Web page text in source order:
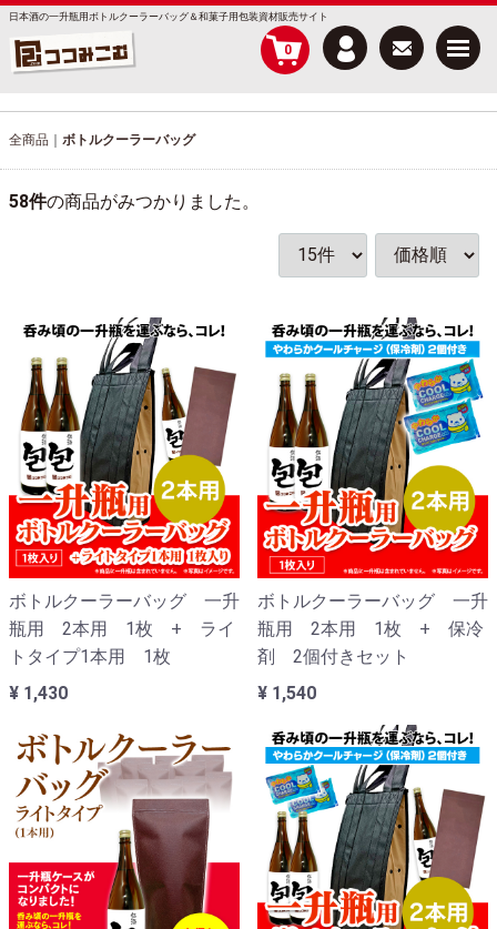
日本酒の一升瓶用ボトルクーラーバッグ＆和菓子用包装資材販売サイト
0 Menu
全商品 ボトルクーラーバッグ
58件の商品がみつかりました。
ボトルクーラーバッグ 一升
瓶用 2本用 1枚 + ライ
トタイプ1本用 1枚
¥ 1,430
ボトルクーラーバッグ 一升
瓶用 2本用 1枚 + 保冷
剤 2個付きセット
¥ 1,540